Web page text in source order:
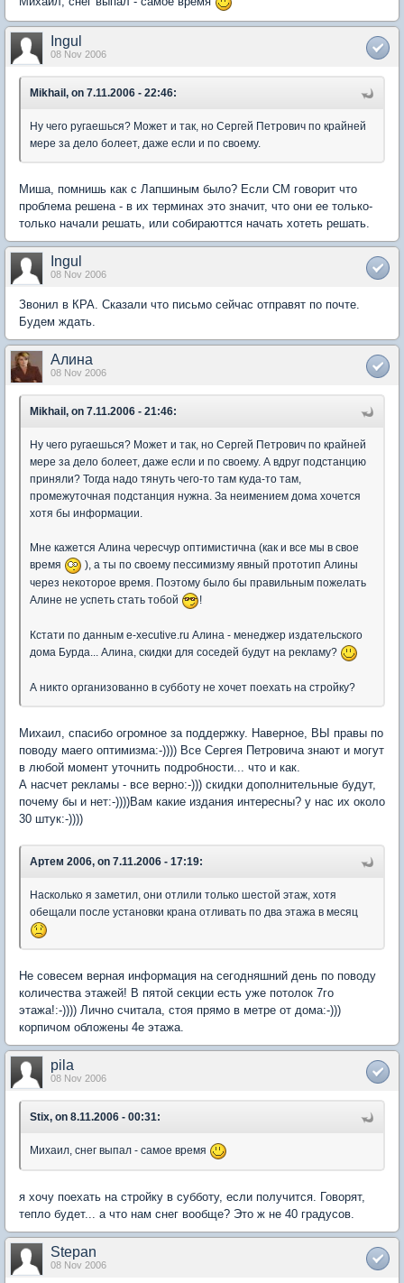
Ingul
08 Nov 2006
Mikhail, on 7.11.2006 - 22:46:
Ну чего ругаешься? Может и так, но Сергей Петрович по крайней
мере за дело болеет, даже если и по своему.
Миша, помнишь как с Лапшиным было? Если СМ говорит что
проблема решена - в их терминах это значит, что они ее только-
только начали решать, или собираюттся начать хотеть решать.
Ingul
08 Nov 2006
Звонил в КРА. Сказали что письмо сейчас отправят по почте.
Будем ждать.
Алина
08 Nov 2006
Mikhail, on 7.11.2006 - 21:46:
Ну чего ругаешься? Может и так, но Сергей Петрович по крайней
мере за дело болеет, даже если и по своему. А вдруг подстанцию
приняли? Тогда надо тянуть чего-то там куда-то там,
промежуточная подстанция нужна. За неимением дома хочется
хотя бы информации.
Мне кажется Алина чересчур оптимистична (как и все мы в свое
время
), а ты по своему пессимизму явный прототип Алины
через некоторое время. Поэтому было бы правильным пожелать
Алине не успеть стать тобой
!
Кстати по данным e-xecutive.ru Алина - менеджер издательского
дома Бурда... Алина, скидки для соседей будут на рекламу?
А никто организованно в субботу не хочет поехать на стройку?
Михаил, спасибо огромное за поддержку. Наверное, ВЫ правы по
поводу маего оптимизма:-)))) Все Сергея Петровича знают и могут
в любой момент уточнить подробности... что и как.
А насчет рекламы - все верно:-))) скидки дополнительные будут,
почему бы и нет:-))))Вам какие издания интересны? у нас их около
30 штук:-))))
Артем 2006, on 7.11.2006 - 17:19:
Насколько я заметил, они отлили только шестой этаж, хотя
обещали после установки крана отливать по два этажа в месяц
Не совесем верная информация на сегодняшний день по поводу
количества этажей! В пятой секции есть уже потолок 7го
этажа!:-)))) Лично считала, стоя прямо в метре от дома:-)))
корпичом обложены 4е этажа.
pila
08 Nov 2006
Stix, on 8.11.2006 - 00:31:
Михаил, снег выпал - самое время
я хочу поехать на стройку в субботу, если получится. Говорят,
тепло будет... а что нам снег вообще? Это ж не 40 градусов.
Stepan
08 Nov 2006